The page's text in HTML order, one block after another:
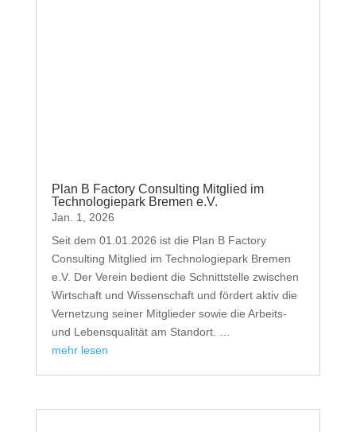
Plan B Factory Consulting Mitglied im
Technologiepark Bremen e.V.
Jan. 1, 2026
Seit dem 01.01.2026 ist die Plan B Factory
Consulting Mitglied im Technologiepark Bremen
e.V. Der Verein bedient die Schnittstelle zwischen
Wirtschaft und Wissenschaft und fördert aktiv die
Vernetzung seiner Mitglieder sowie die Arbeits-
und Lebensqualität am Standort. …
mehr lesen